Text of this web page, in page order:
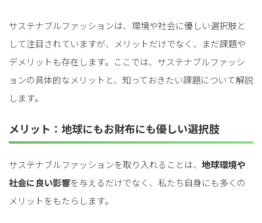
サステナブルファッションは、環境や社会に優しい選択肢と
して注目されていますが、メリットだけでなく、まだ課題や
デメリットも存在します。ここでは、サステナブルファッシ
ョンの具体的なメリットと、知っておきたい課題について解説
します。
メリット：地球にもお財布にも優しい選択肢
サステナブルファッションを取り入れることは、 地球環境や
社会に良い影響を与えるだけでなく、私たち自身にも多くの
メリットをもたらします。